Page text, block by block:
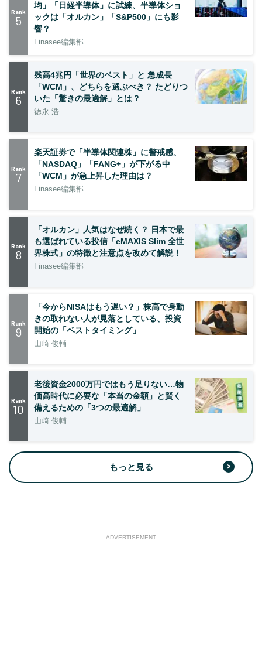
Rank
5
均」「日経半導体」に試練、半導体ショ
ックは「オルカン」「S&P500」にも影
響？
Finasee編集部
Rank
6
残高4兆円「世界のベスト」と 急成長
「WCM」、どちらを選ぶべき？ たどりつ
いた「驚きの最適解」とは？
徳永 浩
Rank
7
楽天証券で「半導体関連株」に警戒感、
「NASDAQ」「FANG+」が下がる中
「WCM」が急上昇した理由は？
Finasee編集部
Rank
8
「オルカン」人気はなぜ続く？ 日本で最
も選ばれている投信「eMAXIS Slim 全世
界株式」の特徴と注意点を改めて解説！
Finasee編集部
Rank
9
「今からNISAはもう遅い？」株高で身動
きの取れない人が見落としている、投資
開始の「ベストタイミング」
山崎 俊輔
Rank
10
老後資金2000万円ではもう足りない…物
価高時代に必要な「本当の金額」と賢く
備えるための「3つの最適解」
山崎 俊輔
もっと見る
ADVERTISEMENT